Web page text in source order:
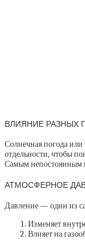
ВЛИЯНИЕ РАЗНЫХ
Солнечная погода
отдельности, чтобы
Самым непостоянным
АТМОСФЕРНОЕ
Давление — один из
Изменяет
Влияет на